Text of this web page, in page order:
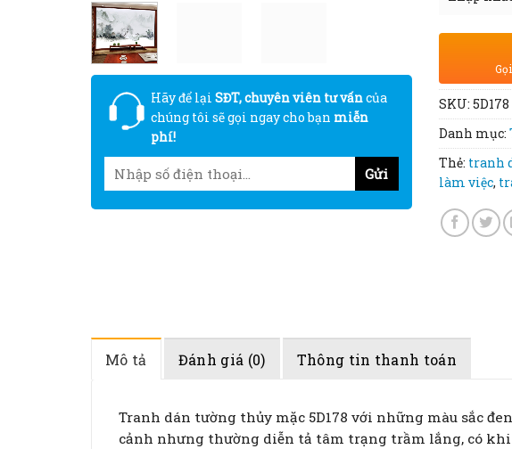
Hãy để lại SĐT, chuyên viên tư vấncủa
chúng tôi sẽ gọi ngay cho bạn miễn
phí!
SKU: 5D178
Danh mục:
Thẻ: tranh
làm việc,
Mô tả Đánh giá (0) Thông tin thanh toán
Tranh dán tường thủy mặc 5D178 với những màu sắc
cảnh nhưng thường diễn tả tâm trạng trầm lắng, có khi